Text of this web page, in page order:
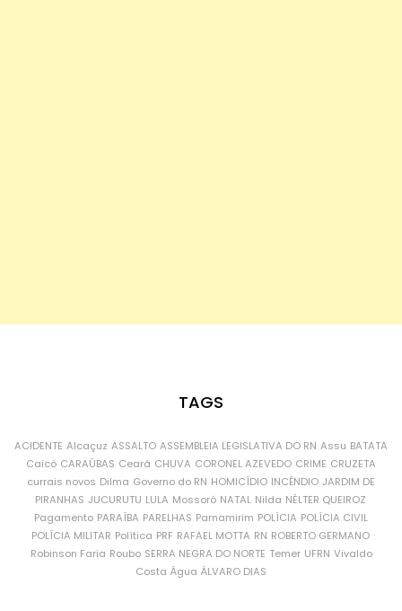
TAGS
ACIDENTE Alcaçuz ASSALTO ASSEMBLEIA LEGISLATIVA DO RN Assu BATATA
Caicó CARAÚBAS Ceará CHUVA CORONEL AZEVEDO CRIME CRUZETA
currais novos Dilma Governo do RN HOMICÍDIO INCÊNDIO JARDIM DE
PIRANHAS JUCURUTU LULA Mossoró NATAL Nilda NÉLTER QUEIROZ
Pagamento PARAÍBA PARELHAS Parnamirim POLÍCIA POLÍCIA CIVIL
POLÍCIA MILITAR Política PRF RAFAEL MOTTA RN ROBERTO GERMANO
Robinson Faria Roubo SERRA NEGRA DO NORTE Temer UFRN Vivaldo
Costa Água ÁLVARO DIAS